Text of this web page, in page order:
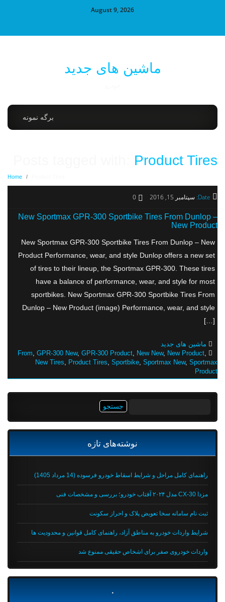
August 9, 2026
ماشین های جدید
برگه نمونه
Posts tagged with:Product Tires
Home
Date: سپتامبر 15, 2016 0
New Sportmax GPR-300 Sportbike Tires From Dunlop –
New Product
New Sportmax GPR-300 Sportbike Tires From Dunlop – New
Product Performance, wear, and style Dunlop offers a new set
of tires to their lineup, the Sportmax GPR-300. These tires
have a balance of performance, wear, and style for most
sportbikes. New Sportmax GPR-300 Sportbike Tires From
Dunlop – New Product (image) Performance, wear, and style
[…]
ماشین های جدید
From,GPR-300 New,GPR-300 Product,New New,New Product
New Tires,Product Tires,Sportbike,Sportmax New,Sportmax
Product
نوشته‌های تازه
راهنمای کامل مراحل و شرایط اسقاط خودرو فرسوده (14 مرداد 1405)
مزدا CX-30 مدل ۲۰۲۴ آفتاب خودرو؛ بررسی و مشخصات فنی
ثبت نام سامانه سخا تعویض پلاک و احراز سکونت
شرایط واردات خودرو به مناطق آزاد، راهنمای کامل قوانین و محدودیت ها
واردات خودروی صفر برای اشخاص حقیقی ممنوع شد